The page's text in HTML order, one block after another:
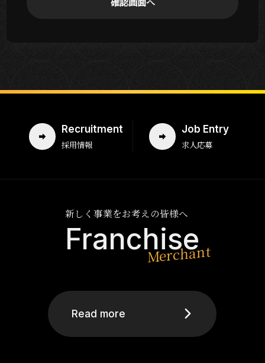
Recruitment
採用情報
Job Entry
求人応募
新しく事業をお考えの皆様へ
Franchise
Read more